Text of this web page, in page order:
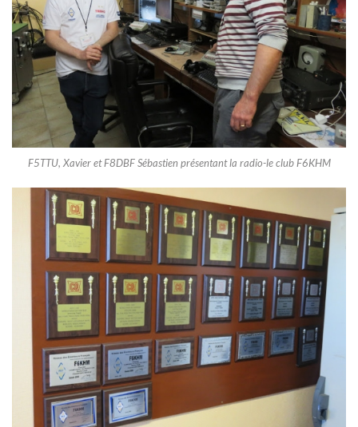
F5TTU, Xavier et F8DBF Sébastien présentant la radio-le club F6KHM